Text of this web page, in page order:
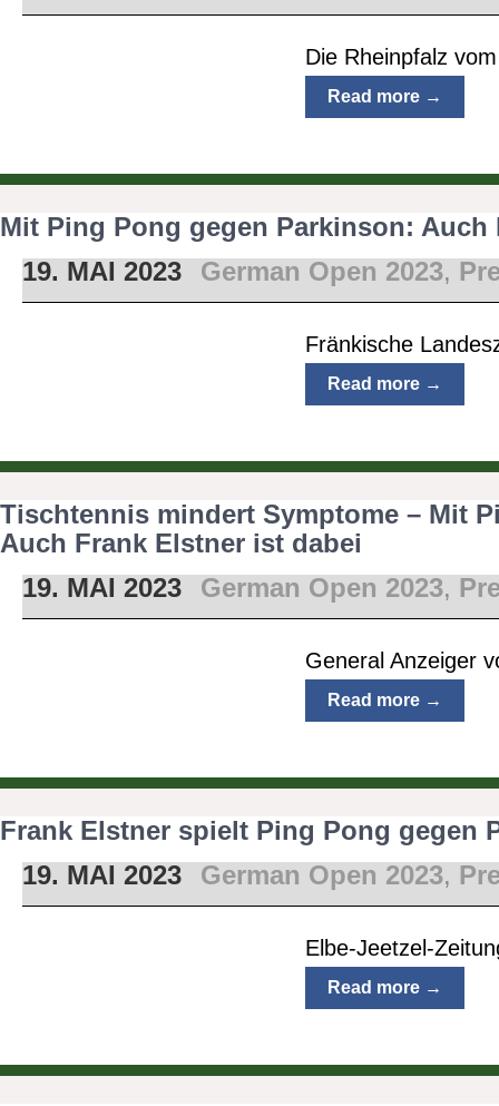
Die Rheinpfalz
Read more →
Mit Ping Pong gegen Parkinson:
19. MAI 2023
German Open 2023,
Fränkische
Read more →
Tischtennis mindert Symptome – Mit
Auch Frank Elstner ist dabei
19. MAI 2023
German Open 2023,
General Anzeiger
Read more →
Frank Elstner spielt Ping Pong gegen
19. MAI 2023
German Open 2023,
Elbe-Jeetzel-
Read more →